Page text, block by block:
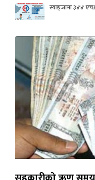
स्याङ्जामा ३४४